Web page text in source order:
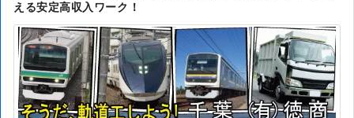
える安定高収入ワーク！